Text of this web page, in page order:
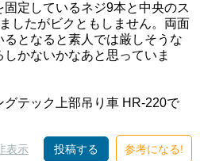
定しているネジ9本と中央のス
したがビクともしません。両面
となると素人では厳しそうな
かないかなあと思っていま
テック上部吊り車 HR-220で
表示 投稿する 参考になる!